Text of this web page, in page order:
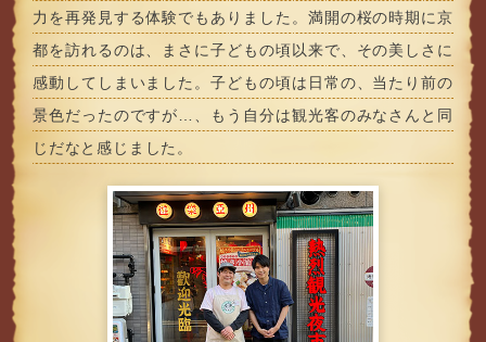
力を再発見する体験でもありました。満開の桜の時期に京
都を訪れるのは、まさに子どもの頃以来で、その美しさに
感動してしまいました。子どもの頃は日常の、当たり前の
景色だったのですが…、もう自分は観光客のみなさんと同
じだなと感じました。